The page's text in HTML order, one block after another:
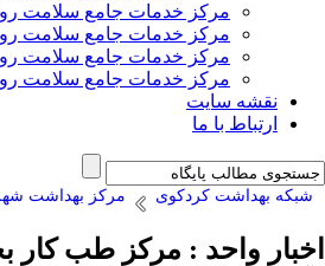
مرکز خدمات جامع سلامت
مرکز خدمات جامع سلامت
مرکز خدمات جامع سلامت
مرکز خدمات جامع سلامت
نقشه سایت
ارتباط با ما
شبکه بهداشت کردکوی مرکز بهداشت
اخبار واحد : مرکز طب